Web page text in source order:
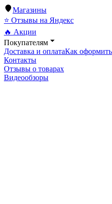
Магазины
⭐ Отзывы на Яндекс
🔥 Акции
Покупателям
Доставка и оплатаКак оформить
Контакты
Отзывы о товарах
Видеообзоры